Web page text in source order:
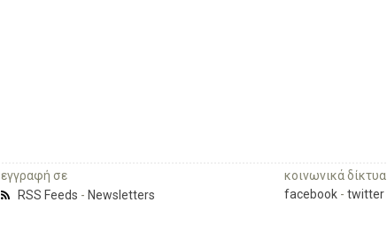
εγγραφή σε
RSS Feeds - Newsletters
κοινωνικά δίκτυα
facebook - twitter